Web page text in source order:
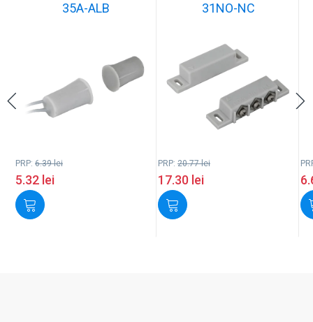
35A-ALB
PRP: 6.39lei
5.32 lei
31NO-NC
PRP: 20.77lei
17.30 lei